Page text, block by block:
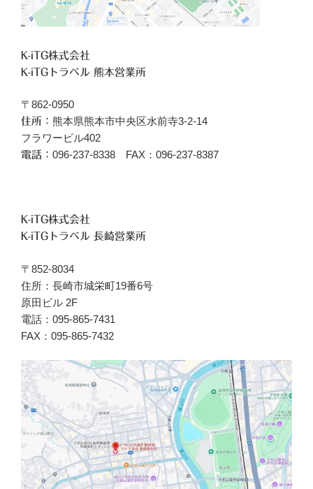
K-iTG株式会社
K-iTGトラベル 熊本営業所
〒862-0950
住所： 熊本県熊本市中央区水前寺3-2-14
フラワービル402
電話： 096‐237-8338 FAX：096-237-8387
K-iTG株式会社
K-iTGトラベル 長崎営業所
〒852-8034
住所：長崎市城栄町19番6号
原田ビル 2F
電話：095-865-7431
FAX：095-865-7432